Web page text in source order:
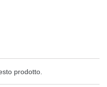
prodotto.